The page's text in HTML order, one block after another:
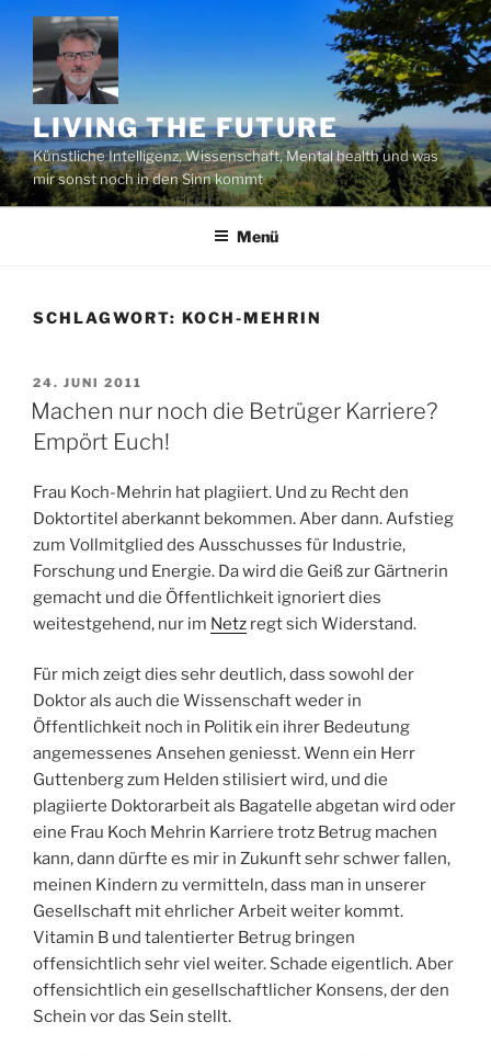
Zum
Inhalt
springen
LIVING THE FUTURE
Künstliche Intelligenz, Wissenschaft, Mental health und was
mir sonst noch in den Sinn kommt
Menü
SCHLAGWORT: KOCH-MEHRIN
VERÖFFENTLICHT
AM
24. JUNI 2011
Machen nur noch die Betrüger Karriere?
Empört Euch!
Frau Koch-Mehrin hat plagiiert. Und zu Recht den
Doktortitel aberkannt bekommen. Aber dann. Aufstieg
zum Vollmitglied des Ausschusses für Industrie,
Forschung und Energie. Da wird die Geiß zur Gärtnerin
gemacht und die Öffentlichkeit ignoriert dies
weitestgehend, nur im Netz regt sich Widerstand.
Für mich zeigt dies sehr deutlich, dass sowohl der
Doktor als auch die Wissenschaft weder in
Öffentlichkeit noch in Politik ein ihrer Bedeutung
angemessenes Ansehen geniesst. Wenn ein Herr
Guttenberg zum Helden stilisiert wird, und die
plagiierte Doktorarbeit als Bagatelle abgetan wird oder
eine Frau Koch Mehrin Karriere trotz Betrug machen
kann, dann dürfte es mir in Zukunft sehr schwer fallen,
meinen Kindern zu vermitteln, dass man in unserer
Gesellschaft mit ehrlicher Arbeit weiter kommt.
Vitamin B und talentierter Betrug bringen
offensichtlich sehr viel weiter. Schade eigentlich. Aber
offensichtlich ein gesellschaftlicher Konsens, der den
Schein vor das Sein stellt.